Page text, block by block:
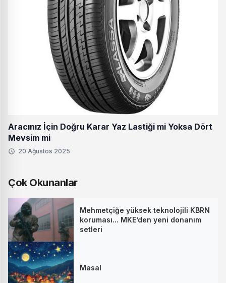
Aracınız İçin Doğru Karar Yaz Lastiği mi Yoksa Dört
Mevsim mi
20 Ağustos 2025
Çok Okunanlar
Mehmetçiğe yüksek teknolojili KBRN
koruması... MKE’den yeni donanım
setleri
Masal